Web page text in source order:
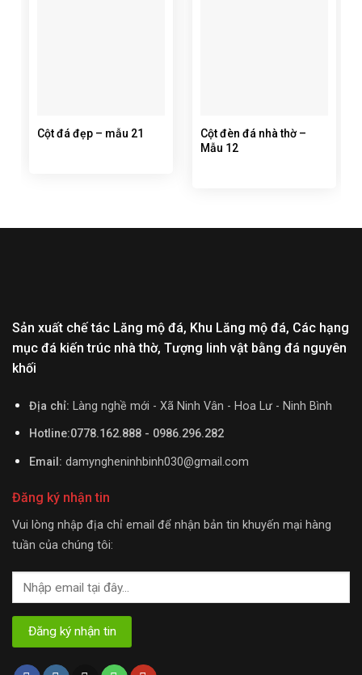
Cột đá đẹp – mẫu 21
Cột đèn đá nhà thờ –
Mẫu 12
Sản xuất chế tác Lăng mộ đá, Khu Lăng mộ đá, Các hạng
mục đá kiến trúc nhà thờ, Tượng linh vật bằng đá nguyên
khối
Địa chỉ: Làng nghề mới - Xã Ninh Vân - Hoa Lư - Ninh Bình
Hotline:0778.162.888 - 0986.296.282
Email: damyngheninhbinh030@gmail.com
Đăng ký nhận tin
Vui lòng nhập địa chỉ email để nhận bản tin khuyến mại hàng
tuần của chúng tôi: